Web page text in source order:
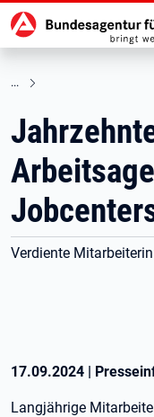
zu den Hauptinhalten
Verdiente
17.09.2024 |
Langjährige